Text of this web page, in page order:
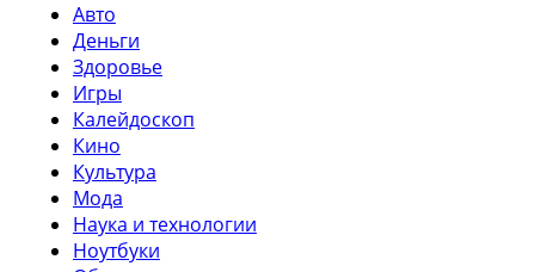
Авто
Деньги
Здоровье
Игры
Калейдоскоп
Кино
Культура
Мода
Наука и технологии
Ноутбуки